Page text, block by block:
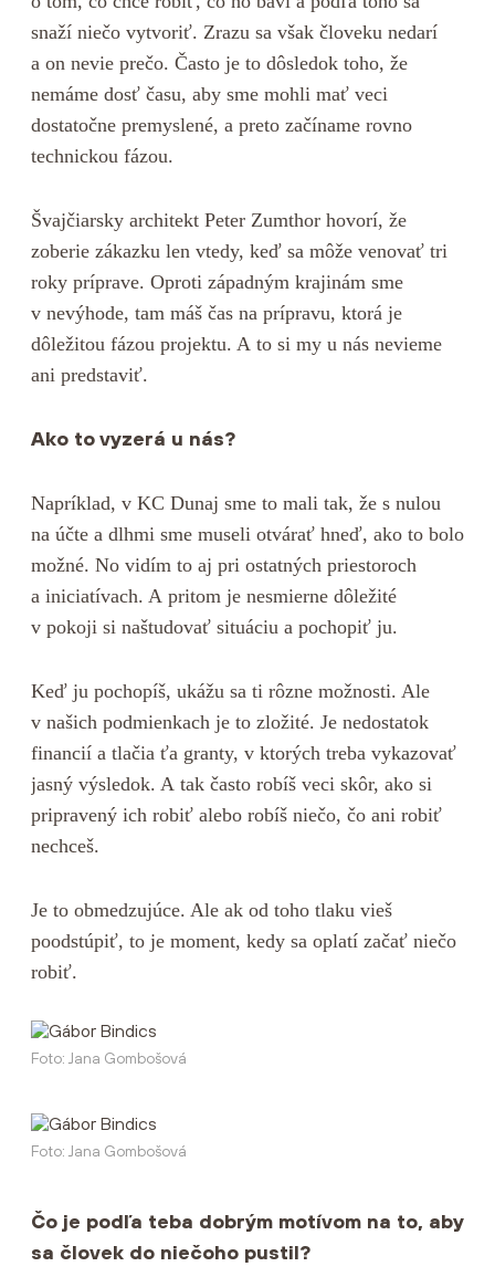
snaží niečo vytvoriť. Zrazu sa však človeku nedarí
a on nevie prečo. Často je to dôsledok toho, že
nemáme dosť času, aby sme mohli mať veci
dostatočne premyslené, a preto začíname rovno
technickou fázou.
Švajčiarsky architekt Peter Zumthor hovorí, že
zoberie zákazku len vtedy, keď sa môže venovať tri
roky príprave. Oproti západným krajinám sme
v nevýhode, tam máš čas na prípravu, ktorá je
dôležitou fázou projektu. A to si my u nás nevieme
ani predstaviť.
Ako to vyzerá u nás?
Napríklad, v KC Dunaj sme to mali tak, že s nulou
na účte a dlhmi sme museli otvárať hneď, ako to bolo
možné. No vidím to aj pri ostatných priestoroch
a iniciatívach. A pritom je nesmierne dôležité
v pokoji si naštudovať situáciu a pochopiť ju.
Keď ju pochopíš, ukážu sa ti rôzne možnosti. Ale
v našich podmienkach je to zložité. Je nedostatok
financií a tlačia ťa granty, v ktorých treba vykazovať
jasný výsledok. A tak často robíš veci skôr, ako si
pripravený ich robiť alebo robíš niečo, čo ani robiť
nechceš.
Je to obmedzujúce. Ale ak od toho tlaku vieš
poodstúpiť, to je moment, kedy sa oplatí začať niečo
robiť.
Foto: Jana Gombošová
Foto: Jana Gombošová
Čo je podľa teba dobrým motívom na to, aby
sa človek do niečoho pustil?